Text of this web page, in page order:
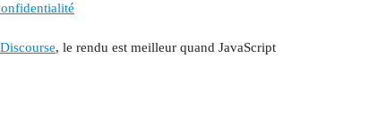
Discourse, le rendu est meilleur quand JavaScript